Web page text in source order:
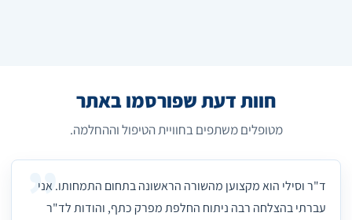
חוות דעת שפורסמו באתר
מטופלים משתפים בחוויית הטיפול וההחלמה.
ד"ר וסילי הוא מקצוען מהשורה הראשונה בתחום התמחותו. אני
עברתי בהצלחה רבה ניתוח החלפת מפרק כתף, והודות לד"ר